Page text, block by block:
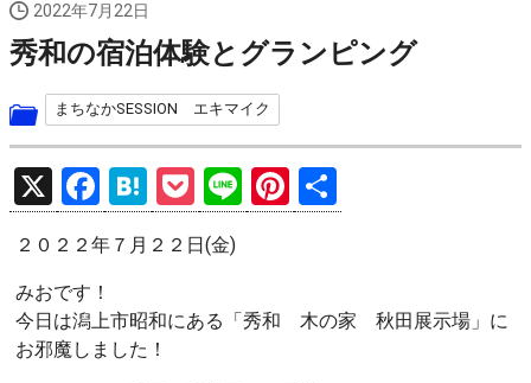
2022年7月22日
秀和の宿泊体験とグランピング
まちなかSESSION エキマイク
X
F
a
ce
b
o
H
at
e
n
a
P
o
ck
Li
n
Pi
nt
es
t
有
２０２２年７月２２日(金)
みおです！
今日は潟上市昭和にある「秀和 木の家 秋田展示場」に
お邪魔しました！